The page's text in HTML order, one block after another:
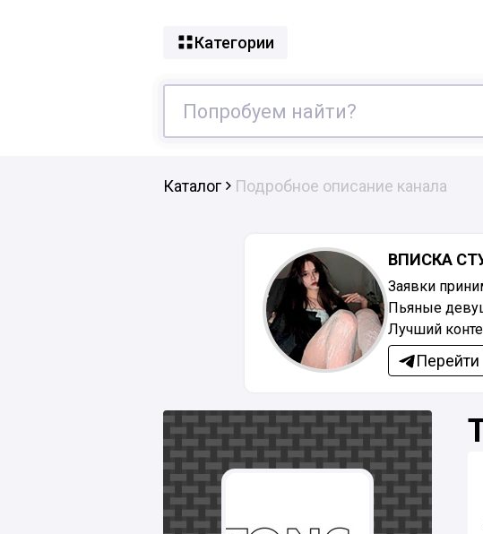
Категории
Каталог Подробное описание канала
ВПИСКА
Заявки
Пьяные
Лучший
Перейти